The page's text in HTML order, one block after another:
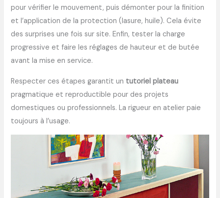
pour vérifier le mouvement, puis démonter pour la finition
et l’application de la protection (lasure, huile). Cela évite
des surprises une fois sur site. Enfin, tester la charge
progressive et faire les réglages de hauteur et de butée
avant la mise en service.
Respecter ces étapes garantit un tutoriel plateau
pragmatique et reproductible pour des projets
domestiques ou professionnels. La rigueur en atelier paie
toujours à l’usage.